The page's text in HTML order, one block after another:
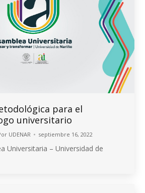
para el
universitario
UDENAR septiembre 16, 2022
Universitaria – Universidad de